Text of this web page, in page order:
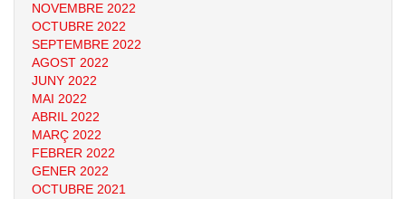
NOVEMBRE 2022
OCTUBRE 2022
SEPTEMBRE 2022
AGOST 2022
JUNY 2022
MAI 2022
ABRIL 2022
MARÇ 2022
FEBRER 2022
GENER 2022
OCTUBRE 2021